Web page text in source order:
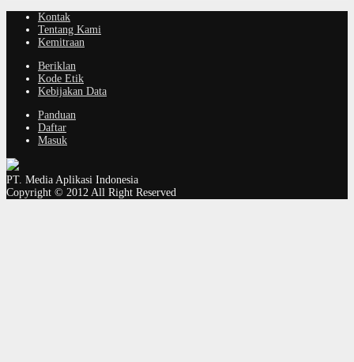
Kontak
Tentang Kami
Kemitraan
Beriklan
Kode Etik
Kebijakan Data
Panduan
Daftar
Masuk
PT. Media Aplikasi Indonesia
Copyright © 2012 All Right Reserved